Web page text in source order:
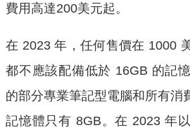
費用高達200美元起。
在 2023 年，任何售價在 1000
都不應該配備低於 16GB 的記
的部分專業筆記型電腦和所有消
記憶體只有 8GB。在 2023 年